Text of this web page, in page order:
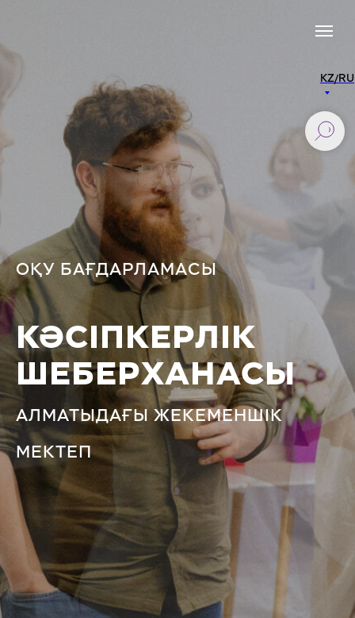
KZ/RU
ОҚУ БАҒДАРЛАМАСЫ
КӘСІПКЕРЛІК
ШЕБЕРХАНАСЫ
АЛМАТЫДАҒЫ ЖЕКЕМЕНШІК
МЕКТЕП